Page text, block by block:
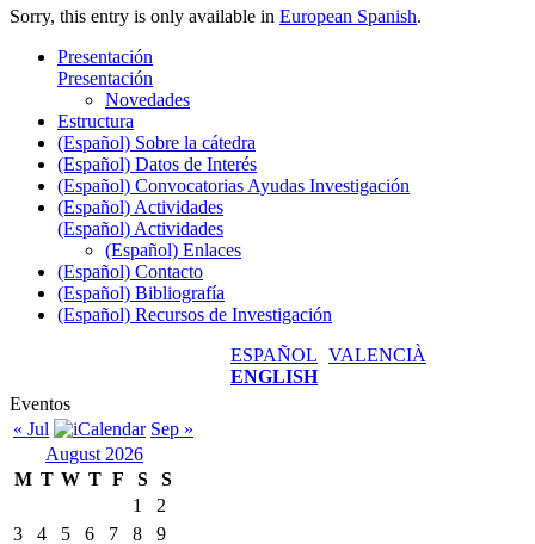
Sorry, this entry is only available in European Spanish.
Presentación
Presentación
Novedades
Estructura
(Español) Sobre la cátedra
(Español) Datos de Interés
(Español) Convocatorias Ayudas Investigación
(Español) Actividades
(Español) Actividades
(Español) Enlaces
(Español) Contacto
(Español) Bibliografía
(Español) Recursos de Investigación
ESPAÑOL VALENCIÀ
ENGLISH
Eventos
« Jul
Sep »
August 2026
M T W T F S
S
1
2
3
4 5 6 7 8 9